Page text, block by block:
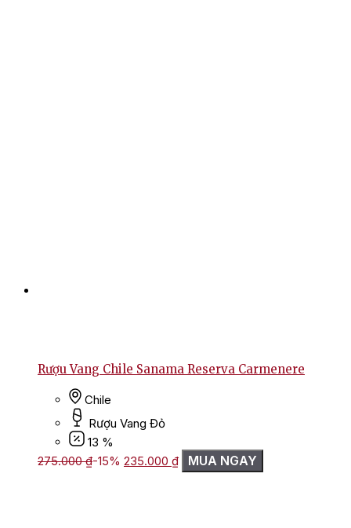
Rượu Vang Chile Sanama Reserva Carmenere
Chile
Rượu Vang Đỏ
13 %
275.000₫-15% Giá
gốc
235.000 ₫Giá
hiện
MUA NGAY